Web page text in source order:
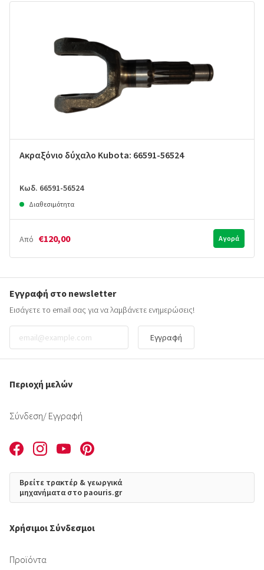
Ακραξόνιο δύχαλο Kubota: 66591-56524
Κωδ. 66591-56524
Διαθεσιμότητα
Από €120,00 Αγορά
Εγγραφή στο newsletter
Εισάγετε το email σας για να λαμβάνετε ενημερώσεις!
Εγγραφή
Περιοχή μελών
Σύνδεση/ Εγγραφή
Βρείτε τρακτέρ & γεωργικά
μηχανήματα στο paouris.gr
Χρήσιμοι Σύνδεσμοι
Προϊόντα